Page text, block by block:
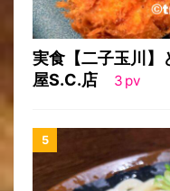
実食【二子玉川】
屋S.C.店
3 pv